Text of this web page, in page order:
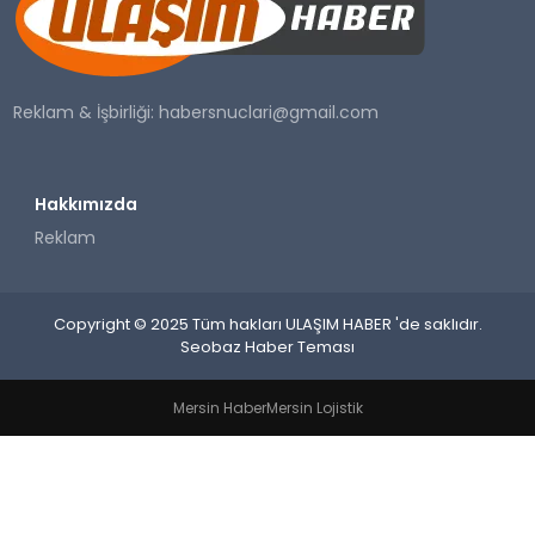
SAĞLIK
YAŞAM
Reklam & İşbirliği:habersnuclari@gmail.com
Hakkımızda
Reklam
Copyright © 2025 Tüm hakları ULAŞIM HABER 'de saklıdır.
Seobaz Haber Teması
Mersin HaberMersin Lojistik